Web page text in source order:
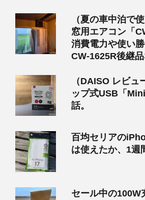
（夏の車中泊で
窓用エアコン「
消費電力や使い勝
CW-1625R後継
（DAISO レビュ
ップ式USB「
話。
百均セリアの
は使えたか、1週
セール中の100W